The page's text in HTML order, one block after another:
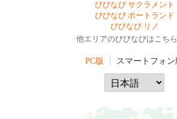
びびなび サクラメント
びびなび ポートランド
びびなび リノ
他エリアのびびなびはこち
PC版 スマートフォン